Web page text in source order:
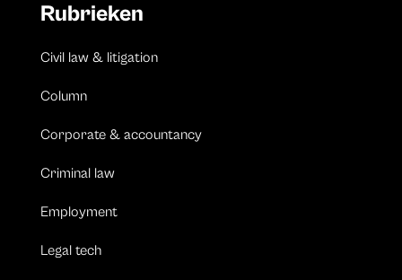
Rubrieken
Civil law & litigation
Column
Corporate & accountancy
Criminal law
Employment
Legal tech